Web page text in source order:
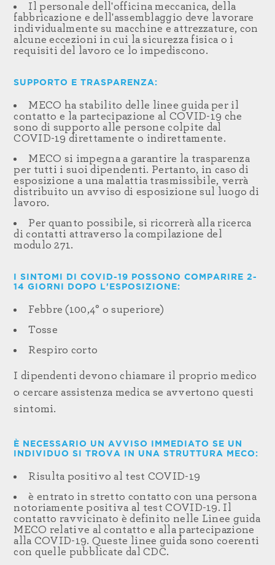
Il personale dell'officina meccanica, della
fabbricazione e dell'assemblaggio deve lavorare
individualmente su macchine e attrezzature, con
alcune eccezioni in cui la sicurezza fisica o i
requisiti del lavoro ce lo impediscono.
SUPPORTO E TRASPARENZA:
MECO ha stabilito delle linee guida per il
contatto e la partecipazione al COVID-19 che
sono di supporto alle persone colpite dal
COVID-19 direttamente o indirettamente.
MECO si impegna a garantire la trasparenza
per tutti i suoi dipendenti. Pertanto, in caso di
esposizione a una malattia trasmissibile, verrà
distribuito un avviso di esposizione sul luogo di
lavoro.
Per quanto possibile, si ricorrerà alla ricerca
di contatti attraverso la compilazione del
modulo 271.
I SINTOMI DI COVID-19 POSSONO COMPARIRE 2-
14 GIORNI DOPO L'ESPOSIZIONE:
Febbre (100,4° o superiore)
Tosse
Respiro corto
I dipendenti devono chiamare il proprio medico
o cercare assistenza medica se avvertono questi
sintomi.
È NECESSARIO UN AVVISO IMMEDIATO SE UN
INDIVIDUO SI TROVA IN UNA STRUTTURA MECO:
Risulta positivo al test COVID-19
è entrato in stretto contatto con una persona
notoriamente positiva al test COVID-19. Il
contatto ravvicinato è definito nelle Linee guida
MECO relative al contatto e alla partecipazione
alla COVID-19. Queste linee guida sono coerenti
con quelle pubblicate dal CDC.